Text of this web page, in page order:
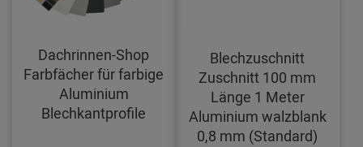
Dachrinnen-Shop
Farbfächer für farbige
Aluminium
Blechkantprofile
Blechzuschnitt
Zuschnitt 100 mm
Länge 1 Meter
Aluminium walzblank
0,8 mm (Standard)